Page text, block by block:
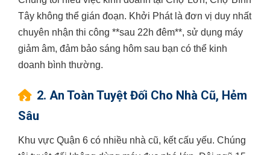
Tây không thể gián đoạn. Khởi Phát là đơn vị duy nhất
chuyên nhận thi công **sau 22h đêm**, sử dụng máy
giảm âm, đảm bảo sáng hôm sau bạn có thể kinh
doanh bình thường.
2. An Toàn Tuyệt Đối Cho Nhà Cũ, Hẻm
Sâu
Khu vực Quận 6 có nhiều nhà cũ, kết cấu yếu. Chúng